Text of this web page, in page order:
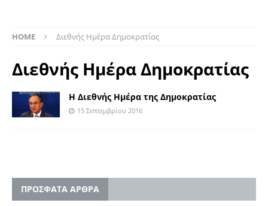
HOME Διεθνής Ημέρα Δημοκρατίας
Διεθνής Ημέρα Δημοκρατίας
Η Διεθνής Ημέρα της Δημοκρατίας
15 Σεπτεμβρίου 2016
ΠΡΟΣΦΑΤΑ ΑΡΘΡΑ